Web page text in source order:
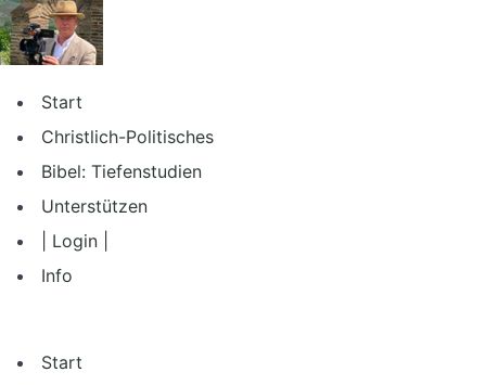
Zum
Inhalt
springen
Start
Christlich-Politisches
Bibel: Tiefenstudien
Unterstützen
| Login |
Info
Start